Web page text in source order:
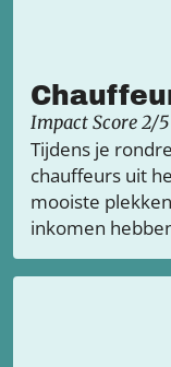
Impact Score 2/5
Tijdens je
chauffeurs uit
mooiste
inkomen